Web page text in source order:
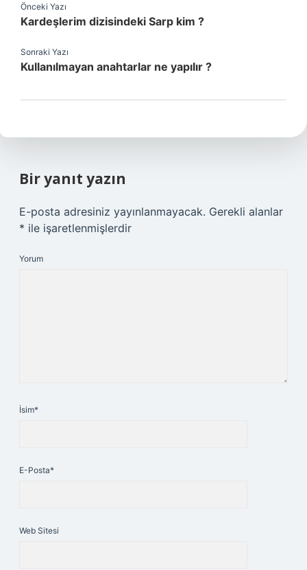
Önceki Yazı
Kardeşlerim dizisindeki Sarp kim ?
Sonraki Yazı
Kullanılmayan anahtarlar ne yapılır ?
Bir yanıt yazın
E-posta adresiniz yayınlanmayacak. Gerekli alanlar
* ile işaretlenmişlerdir
Yorum
İsim*
E-Posta*
Web Sitesi